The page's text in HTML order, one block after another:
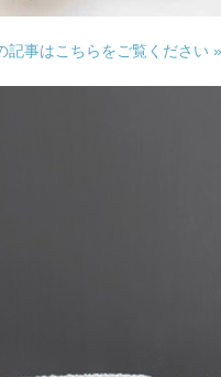
記事はこちらをご覧ください »